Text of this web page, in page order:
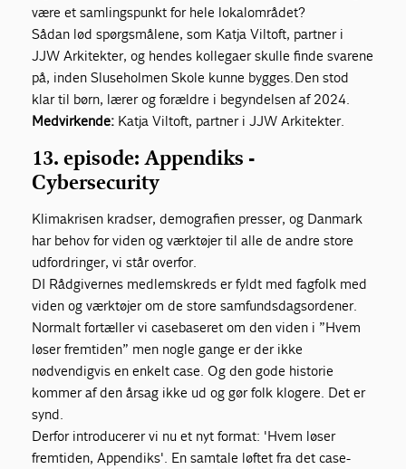
være et samlingspunkt for hele lokalområdet?
Sådan lød spørgsmålene, som Katja Viltoft, partner i
JJW Arkitekter, og hendes kollegaer skulle finde svarene
på, inden Sluseholmen Skole kunne bygges. Den stod
klar til børn, lærer og forældre i begyndelsen af 2024.
Medvirkende: Katja Viltoft, partner i JJW Arkitekter.
13. episode: Appendiks -
Cybersecurity
Klimakrisen kradser, demografien presser, og Danmark
har behov for viden og værktøjer til alle de andre store
udfordringer, vi står overfor.
DI Rådgivernes medlemskreds er fyldt med fagfolk med
viden og værktøjer om de store samfundsdagsordener.
Normalt fortæller vi casebaseret om den viden i ”Hvem
løser fremtiden” men nogle gange er der ikke
nødvendigvis en enkelt case. Og den gode historie
kommer af den årsag ikke ud og gør folk klogere. Det er
synd.
Derfor introducerer vi nu et nyt format: 'Hvem løser
fremtiden, Appendiks'. En samtale løftet fra det case-